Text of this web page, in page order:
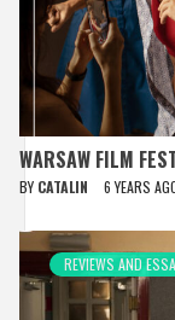
WARSAW FILM
BY CATALIN 6 YEARS
REVIEWS AND